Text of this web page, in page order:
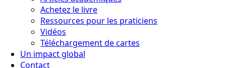
Achetez le livre
Ressources pour les praticiens
Vidéos
Téléchargement de cartes
Un impact global
Contact